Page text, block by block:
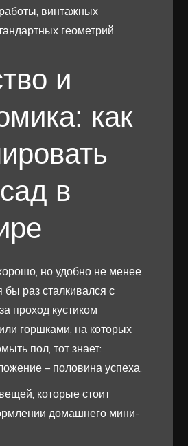
винтажных
геометрий.
и
как
в
но удобно не менее
бы раз сталкивался с
проход кустиком
горшками, на которых
пол, тот знает:
– половина успеха.
которые стоит
домашнего мини-